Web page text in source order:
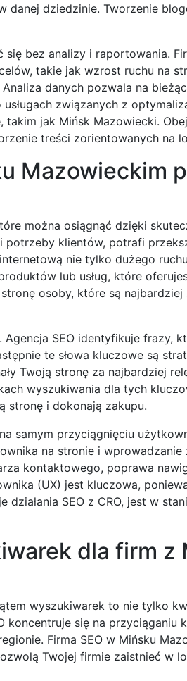
dziedzinie. Tworzenie
bez analizy i raportowania.
takie jak wzrost ruchu na
danych pozwala na
związanych z
jak Mińsk Mazowiecki.
treści zorientowanych na
Mazowieckim
można osiągnąć dzięki
klientów, potrafi
nie tylko dużego
lub usług, które
osoby, które są
SEO identyfikuje frazy,
te słowa kluczowe są
Twoją stronę za najbardziej
wyszukiwania dla tych
stronę i dokonają zakupu.
samym przyciągnięciu
na stronie i wprowadzanie
kontaktowego, poprawa
(UX) jest kluczowa,
SEO z CRO, jest w
dla firm z
wyszukiwarek to nie tylko
koncentruje się na przyciąganiu
Firma SEO w Mińsku
Twojej firmie zaistnieć w